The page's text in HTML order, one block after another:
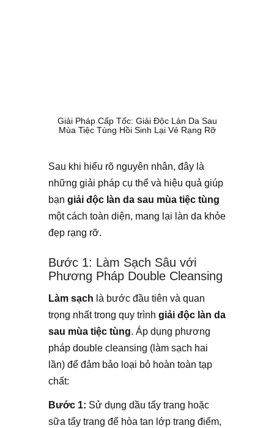
Giải Pháp Cấp Tốc: Giải Độc Làn Da Sau
Mùa Tiệc Tùng Hồi Sinh Lại Vẻ Rạng Rỡ
Sau khi hiểu rõ nguyên nhân, đây là
những giải pháp cụ thể và hiệu quả giúp
bạn giải độc làn da sau mùa tiệc tùng
một cách toàn diện, mang lại làn da khỏe
đẹp rạng rỡ.
Bước 1: Làm Sạch Sâu với
Phương Pháp Double Cleansing
Làm sạch là bước đầu tiên và quan
trọng nhất trong quy trình giải độc làn da
sau mùa tiệc tùng. Áp dụng phương
pháp double cleansing (làm sạch hai
lần) để đảm bảo loại bỏ hoàn toàn tạp
chất:
Bước 1: Sử dụng dầu tẩy trang hoặc
sữa tẩy trang để hòa tan lớp trang điểm,